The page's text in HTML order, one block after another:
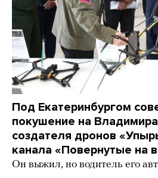
Под Екатеринбургом
покушение на
создателя дронов
канала «Повернутые на
Он выжил, но водитель его